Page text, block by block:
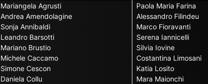
Mariangela Agrusti
Andrea Amendolagine
Sonja Annibaldi
Leandro Barsotti
Mariano Brustio
Michele Caccamo
Simone Cescon
Daniela Collu
Paola Maria Farina
Alessandro Filindeu
Marco Fioravanti
Serena Iannicelli
Silvia Iovine
Costantina Limosani
Katia Losito
Mara Maionchi